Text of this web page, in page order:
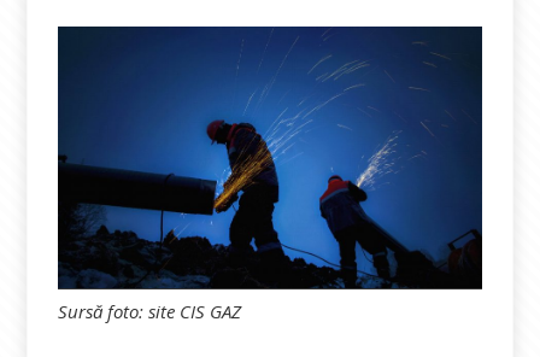
Sursă foto: site CIS GAZ